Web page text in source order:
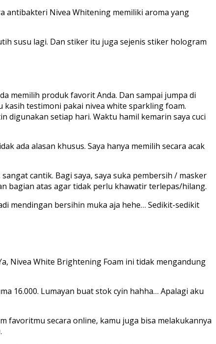
antibakteri Nivea Whitening memiliki aroma yang
susu lagi. Dan stiker itu juga sejenis stiker hologram
memilih produk favorit Anda. Dan sampai jumpa di
kasih testimoni pakai nivea white sparkling foam.
digunakan setiap hari. Waktu hamil kemarin saya cuci
ada alasan khusus. Saya hanya memilih secara acak
cantik. Bagi saya, saya suka pembersih / masker
bagian atas agar tidak perlu khawatir terlepas/hilang.
mendingan bersihin muka aja hehe… Sedikit-sedikit
Nivea White Brightening Foam ini tidak mengandung
16.000. Lumayan buat stok cyin hahha… Apalagi aku
favoritmu secara online, kamu juga bisa melakukannya